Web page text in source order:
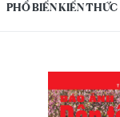
PHỔ BIẾN KIẾN THỨC